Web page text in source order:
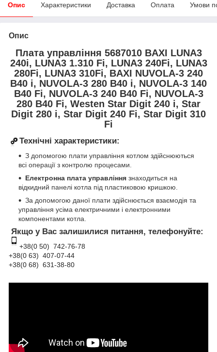
Опис Характеристики Доставка Оплата Умови
Опис
Плата управління 5687010 BAXI LUNA3
240i, LUNA3 1.310 Fi, LUNA3 240Fi, LUNA3
280Fi, LUNA3 310Fi, BAXI NUVOLA-3 240
B40 i, NUVOLA-3 280 B40 i, NUVOLA-3 140
B40 Fi, NUVOLA-3 240 B40 Fi, NUVOLA-3
280 B40 Fi, Westen Star Digit 240 i, Star
Digit 280 i, Star Digit 240 Fi, Star Digit 310
Fi
Технічні характеристики:
З допомогою плати управління котлом здійснюються
всі операції з контролю процесами.
Електронна плата управління знаходиться на
відкидний панелі котла під пластиковою кришкою.
За допомогою даної плати здійснюється взаємодія та
управління усіма електричними і електронними
компонентами котла.
Якщо у Вас залишилися питання, телефонуйте:
+38(0 50) 742-76-78
+38(0 63) 407-07-44
+38(0 68) 631-38-80